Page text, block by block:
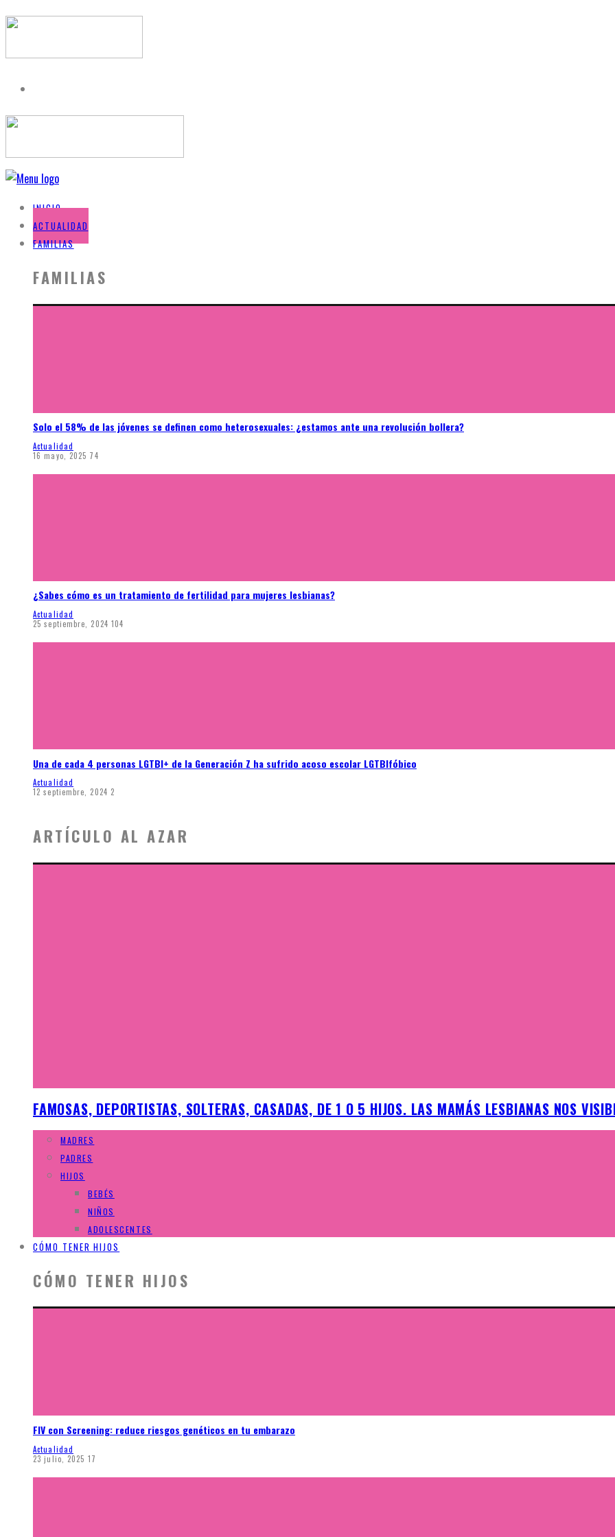
INICIO
ACTUALIDAD
FAMILIAS
FAMILIAS
Solo el 58% de las jóvenes se definen como heterosexuales: ¿estamos ante una revolución bollera?
Actualidad
16 mayo, 2025 74
¿Sabes cómo es un tratamiento de fertilidad para mujeres lesbianas?
Actualidad
25 septiembre, 2024 104
Una de cada 4 personas LGTBI+ de la Generación Z ha sufrido acoso escolar LGTBIfóbico
Actualidad
12 septiembre, 2024 2
ARTÍCULO AL AZAR
FAMOSAS, DEPORTISTAS, SOLTERAS, CASADAS, DE 1 O 5 HIJOS. LAS MAMÁS LESBIANAS NOS
MADRES
PADRES
HIJOS
BEBÉS
NIÑOS
ADOLESCENTES
CÓMO TENER HIJOS
CÓMO TENER HIJOS
FIV con Screening: reduce riesgos genéticos en tu embarazo
Actualidad
23 julio, 2025 17